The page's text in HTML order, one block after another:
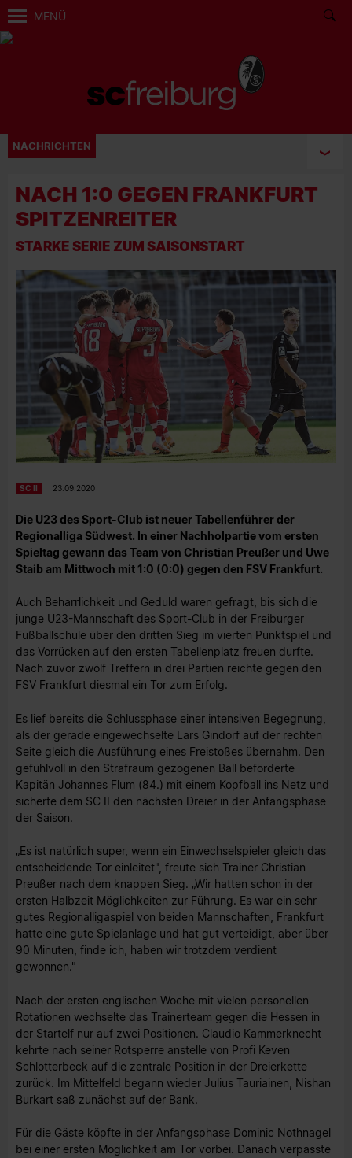
MENÜ
NACHRICHTEN
NACH 1:0 GEGEN FRANKFURT
SPITZENREITER
STARKE SERIE ZUM SAISONSTART
SC II 23.09.2020
Die U23 des Sport-Club ist neuer Tabellenführer der
Regionalliga Südwest. In einer Nachholpartie vom ersten
Spieltag gewann das Team von Christian Preußer und Uwe
Staib am Mittwoch mit 1:0 (0:0) gegen den FSV Frankfurt.
Auch Beharrlichkeit und Geduld waren gefragt, bis sich die
junge U23-Mannschaft des Sport-Club in der Freiburger
Fußballschule über den dritten Sieg im vierten Punktspiel und
das Vorrücken auf den ersten Tabellenplatz freuen durfte.
Nach zuvor zwölf Treffern in drei Partien reichte gegen den
FSV Frankfurt diesmal ein Tor zum Erfolg.
Es lief bereits die Schlussphase einer intensiven Begegnung,
als der gerade eingewechselte Lars Gindorf auf der rechten
Seite gleich die Ausführung eines Freistoßes übernahm. Den
gefühlvoll in den Strafraum gezogenen Ball beförderte
Kapitän Johannes Flum (84.) mit einem Kopfball ins Netz und
sicherte dem SC II den nächsten Dreier in der Anfangsphase
der Saison.
„Es ist natürlich super, wenn ein Einwechselspieler gleich das
entscheidende Tor einleitet", freute sich Trainer Christian
Preußer nach dem knappen Sieg. „Wir hatten schon in der
ersten Halbzeit Möglichkeiten zur Führung. Es war ein sehr
gutes Regionalligaspiel von beiden Mannschaften, Frankfurt
hatte eine gute Spielanlage und hat gut verteidigt, aber über
90 Minuten, finde ich, haben wir trotzdem verdient
gewonnen."
Nach der ersten englischen Woche mit vielen personellen
Rotationen wechselte das Trainerteam gegen die Hessen in
der Startelf nur auf zwei Positionen. Claudio Kammerknecht
kehrte nach seiner Rotsperre anstelle von Profi Keven
Schlotterbeck auf die zentrale Position in der Dreierkette
zurück. Im Mittelfeld begann wieder Julius Tauriainen, Nishan
Burkart saß zunächst auf der Bank.
Für die Gäste köpfte in der Anfangsphase Dominic Nothnagel
bei einer ersten Möglichkeit am Tor vorbei. Danach verpasste